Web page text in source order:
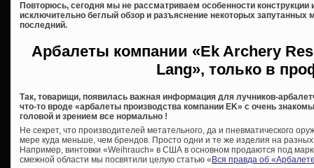
Повторюсь, сегодня мы не рассматриваем особенности конструкции
исключительно беглый обзор и разъяснение некоторых запутанных
последний.
Арбалеты компании «Ek Archery
Lang», только в
Так, товарищи, появилась важная информация для лучников-
что-то вроде «арбалеты производства компании EK» с очень
головой и зрением все нормально !
Не секрет, что производителей метательного, да и пневматического
мере куда меньше, чем брендов. Просто одни и те же изделия на
Например, винтовки «Weihrauch» в США в основном продаются под
смежной области мы посвятили целую статью «Вся правда об